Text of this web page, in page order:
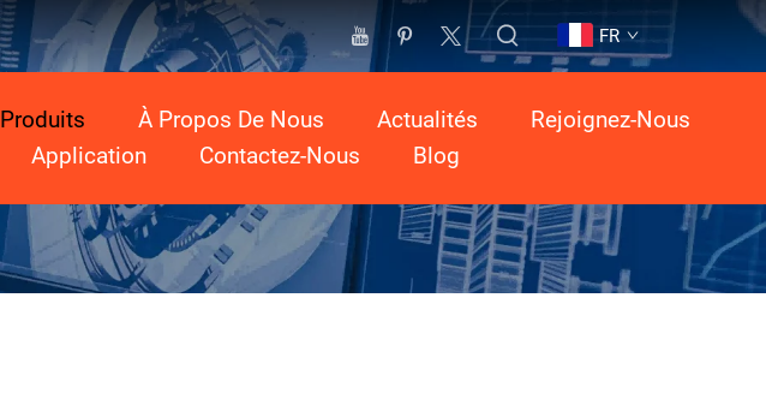
FR
Produits À Propos De Nous Actualités
Rejoignez-Nous
Application
Contactez-Nous Blog